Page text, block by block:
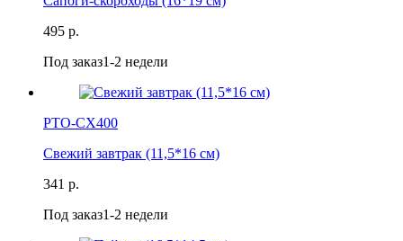
495 р.
Под заказ1-2 недели
РТО-СХ400
Свежий завтрак (11,5*16 см)
341 р.
Под заказ1-2 недели